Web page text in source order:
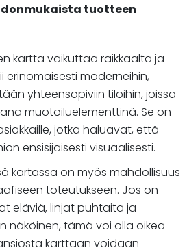
tuotteen
kartta vaikuttaa raikkaalta ja
erinomaisesti moderneihin,
yhteensopiviin tiloihin, joissa
muotoiluelementtinä. Se on
jotka haluavat, että
ensisijaisesti visuaalisesti.
kartassa on myös mahdollisuus
toteutukseen. Jos on
eläviä, linjat puhtaita ja
näköinen, tämä voi olla oikea
karttaan voidaan